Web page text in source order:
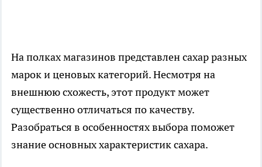
На полках магазинов представлен сахар разных
марок и ценовых категорий. Несмотря на
внешнюю схожесть, этот продукт может
существенно отличаться по качеству.
Разобраться в особенностях выбора поможет
знание основных характеристик сахара.